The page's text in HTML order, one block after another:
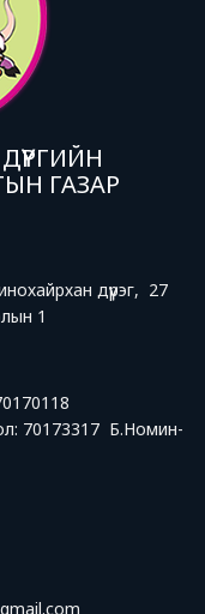
ГАЗАР
дүүрэг, 27
1
70173317 Б.Номин-